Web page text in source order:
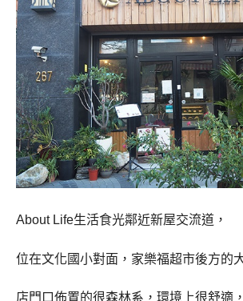
About Life生活食光鄰近新屋交流道，
位在文化國小對面，家樂福超市後方的
店門口佈置的很森林系，環境上很舒適，